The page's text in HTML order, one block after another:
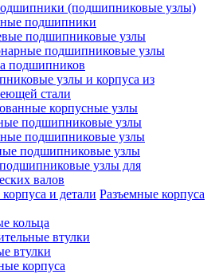
(подшипниковые узлы)
подшипники
подшипниковые узлы
подшипниковые узлы
подшипников
узлы и корпуса из
стали
корпусные узлы
подшипниковые узлы
подшипниковые узлы
подшипниковые узлы
узлы для
валов
Разъемные корпуса
кольца
втулки
втулки
корпуса